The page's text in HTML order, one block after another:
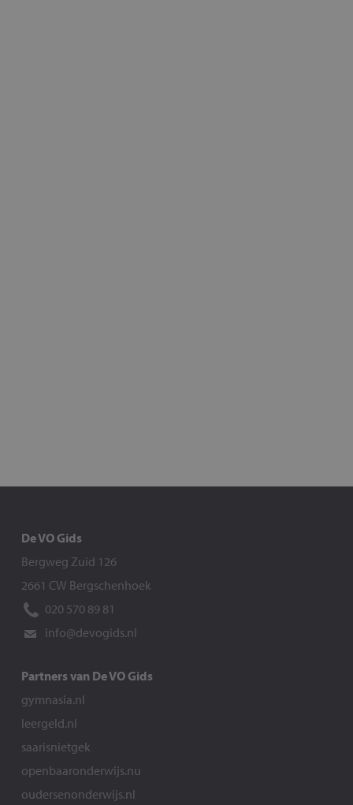
De VO Gids
Bergweg Zuid 126
2661 CW Bergschenhoek
020 570 89 81
info@devogids.nl
Partners van De VO Gids
gymnasia.nl
leergeld.nl
saarisnietgek
openbaaronderwijs.nu
oudersenonderwijs.nl